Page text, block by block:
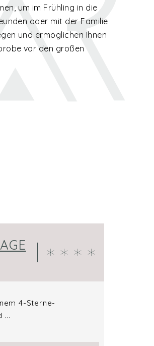
um im Frühling in die
oder mit der Familie
und ermöglichen Ihnen
vor den großen
4-Sterne-
...